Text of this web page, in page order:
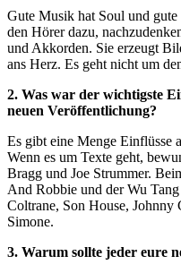
Gute Musik hat Soul und
den Hörer dazu,
und Akkorden. Sie erzeugt
ans Herz. Es geht nicht um
2. Was war der wichtigste
neuen Veröffentlichung?
Es gibt eine Menge Einflüsse
Wenn es um Texte geht,
Bragg und Joe Strummer.
And Robbie und der Wu
Coltrane, Son House,
Simone.
3. Warum sollte jeder eure